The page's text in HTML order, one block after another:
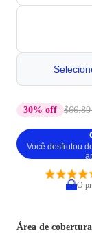
30% off
Você desfrutou
O
Área de